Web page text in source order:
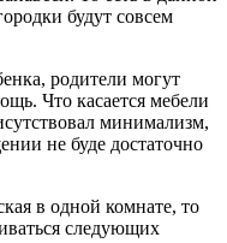
будут совсем
родители могут
Что касается мебели
минимализм,
не буде достаточно
в одной комнате, то
следующих